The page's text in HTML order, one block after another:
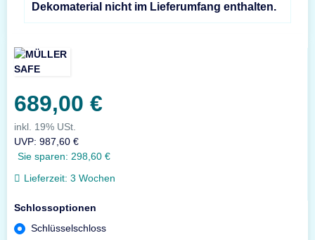
Dekomaterial nicht im Lieferumfang enthalten.
689,00 €
inkl. 19% USt.
UVP: 987,60 €
Sie sparen: 298,60 €
Lieferzeit: 3 Wochen
Schlossoptionen
Schlüsselschloss